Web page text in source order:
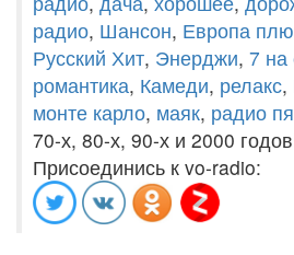
радио, Шансон, Европа
Русский Хит, Энерджи, 7 на
романтика, Камеди, релакс,
монте карло, маяк, радио
70-х, 80-х, 90-х и 2000
Присоединись к vo-radio: